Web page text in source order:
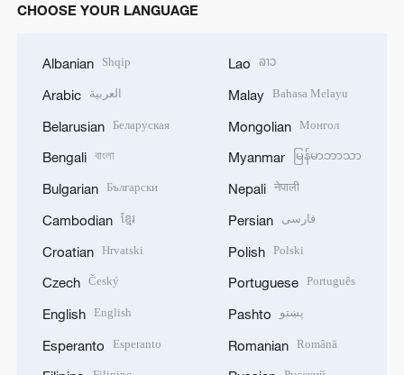
CHOOSE YOUR LANGUAGE
Albanian Shqip
Arabic العربية
Belarusian Беларуская
Bengali বাংলা
Bulgarian Български
Cambodian ខ្មែរ
Croatian Hrvatski
Czech Český
English English
Esperanto Esperanto
Lao ລາວ
Malay Bahasa Melayu
Mongolian Монгол
Myanmar မြန်မာဘာသာ
Nepali नेपाली
Persian فارسی
Polish Polski
Portuguese Português
Pashto پښتو
Romanian Română